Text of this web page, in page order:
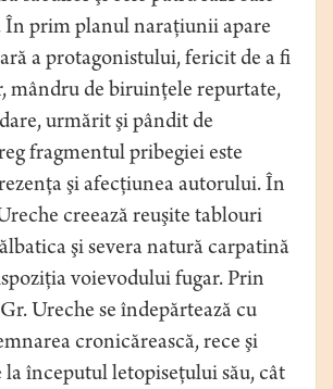
În prim planul naraţiunii apare
a protagonistului, fericit de a fi
mândru de biruinţele repurtate,
urmărit şi pândit de
fragmentul pribegiei este
şi afecţiunea autorului. În
creează reuşite tablouri
şi severa natură carpatină
voievodului fugar. Prin
Ureche se îndepărtează cu
cronicărească, rece şi
la începutul letopiseţului său, cât